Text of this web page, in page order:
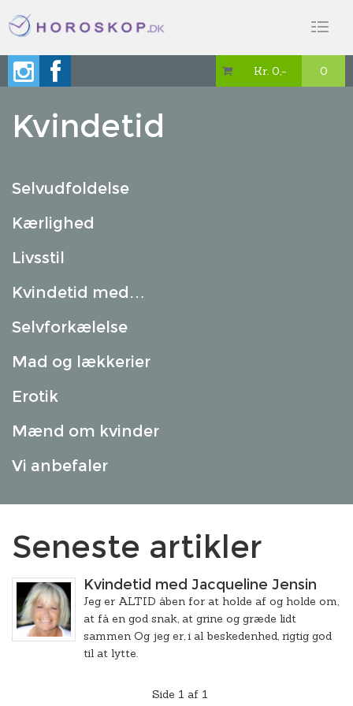
 Kr. 0,- 0
Kvindetid
Selvudfoldelse
Kærlighed
Livsstil
Kvindetid med…
Selvforkælelse
Mad og lækkerier
Erotik
Mænd om kvinder
Vi anbefaler
Seneste artikler
Kvindetid med Jacqueline Jensin
Jeg er ALTID åben for at holde af og holde om,
at få en god snak, at grine og græde lidt
sammen Og jeg er, i al beskedenhed, rigtig god
til at lytte.
Side 1 af 1